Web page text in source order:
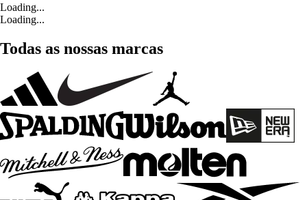
Loading...
Loading...
Todas as nossas marcas